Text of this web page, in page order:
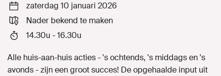
zaterdag 10 januari 2026
Nader bekend te maken
14.30u - 16.30u
Alle huis-aan-huis acties - 's ochtends, 's middags en 's
avonds - zijn een groot succes! De opgehaalde input uit